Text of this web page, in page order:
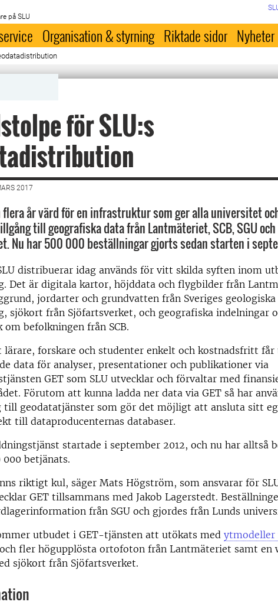
på SLU
Organisation & styrning Riktade sidor Nyheter
för SLU:s
2017
flera år värd för en infrastruktur som ger alla universitet
till geografiska data från Lantmäteriet, SCB, SGU och
Nu har 500 000 beställningar gjorts sedan starten i
distribuerar idag används för vitt skilda syften inom
Det är digitala kartor, höjddata och flygbilder från
jordarter och grundvatten från Sveriges geologiska
sjökort från Sjöfartsverket, och geografiska indelningar
befolkningen från SCB.
lärare, forskare och studenter enkelt och kostnadsfritt
data för analyser, presentationer och publikationer via
GET som SLU utvecklar och förvaltar med
Förutom att kunna ladda ner data via GET så har
till geodatatjänster som gör det möjligt att ansluta sitt
till dataproducenternas databaser.
startade i september 2012, och nu har alltså
betjänats.
riktigt kul, säger Mats Högström, som ansvarar för
GET tillsammans med Jakob Lagerstedt.
från SGU och gjordes från Lunds
utbudet i GET-tjänsten att utökats med ytmodeller
och fler högupplösta ortofoton från Lantmäteriet samt en
sjökort från Sjöfartsverket.